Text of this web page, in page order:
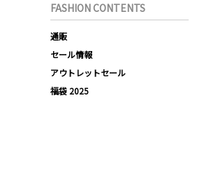
FASHION CONTENTS
通販
セール情報
アウトレットセール
福袋 2025